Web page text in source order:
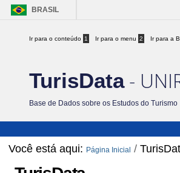
BRASIL
Ir para o conteúdo 1 Ir para o menu 2 Ir para a
TurisData-
Base de Dados sobre os Estudos do Turismo
Você está aqui: Página Inicial /